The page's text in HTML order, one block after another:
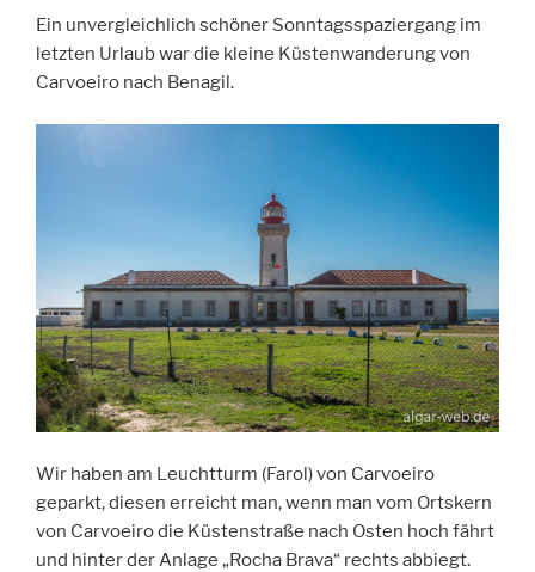
Ein unvergleichlich schöner Sonntagsspaziergang im
letzten Urlaub war die kleine Küstenwanderung von
Carvoeiro nach Benagil.
Wir haben am Leuchtturm (Farol) von Carvoeiro
geparkt, diesen erreicht man, wenn man vom Ortskern
von Carvoeiro die Küstenstraße nach Osten hoch fährt
und hinter der Anlage „Rocha Brava“ rechts abbiegt.